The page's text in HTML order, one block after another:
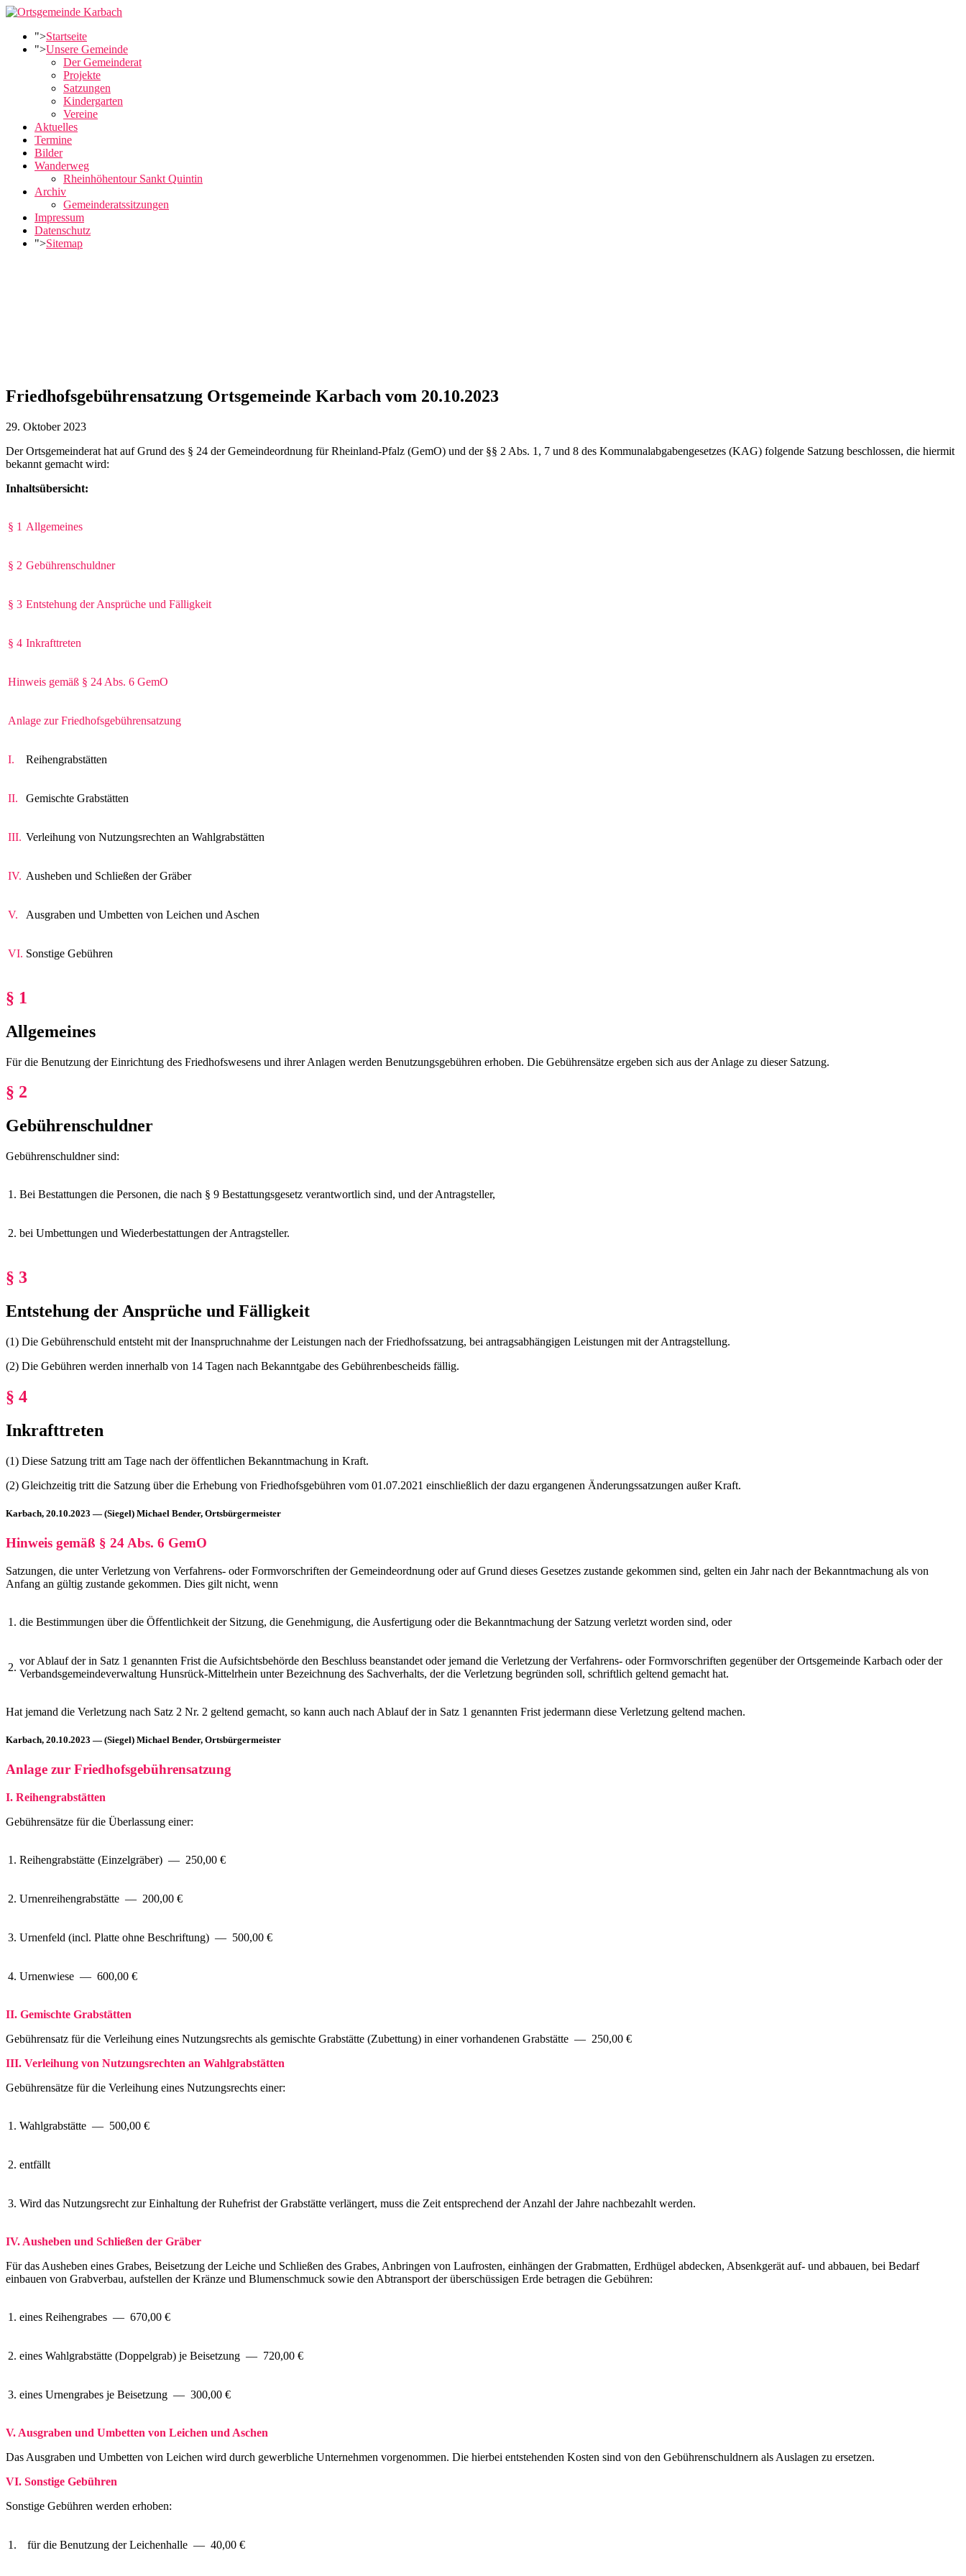
">Startseite
">Unsere Gemeinde
Der Gemeinderat
Projekte
Satzungen
Kindergarten
Vereine
Aktuelles
Termine
Bilder
Wanderweg
Rheinhöhentour Sankt Quintin
Archiv
Gemeinderatssitzungen
Impressum
Datenschutz
">Sitemap
Friedhofsgebührensatzung Ortsgemeinde Karbach vom 20.10.2023
29. Oktober 2023
Der Ortsgemeinderat hat auf Grund des § 24 der Gemeindeordnung für Rheinland-Pfalz (GemO) und der §§ 2 Abs. 1, 7 und 8 des Kommunalabgabengesetzes (KAG) folgende Satzung beschlossen, die hiermit
bekannt gemacht wird:
Inhaltsübersicht:
§ 1 Allgemeines
§ 2 Gebührenschuldner
§ 3 Entstehung der Ansprüche und Fälligkeit
§ 4 Inkrafttreten
Hinweis gemäß § 24 Abs. 6 GemO
Anlage zur Friedhofsgebührensatzung
I. Reihengrabstätten
II. Gemischte Grabstätten
III. Verleihung von Nutzungsrechten an Wahlgrabstätten
IV. Ausheben und Schließen der Gräber
V. Ausgraben und Umbetten von Leichen und Aschen
VI. Sonstige Gebühren
§ 1
Allgemeines
Für die Benutzung der Einrichtung des Friedhofswesens und ihrer Anlagen werden Benutzungsgebühren erhoben. Die Gebührensätze ergeben sich aus der Anlage zu dieser Satzung.
§ 2
Gebührenschuldner
Gebührenschuldner sind:
1. Bei Bestattungen die Personen, die nach § 9 Bestattungsgesetz verantwortlich sind, und der Antragsteller,
2. bei Umbettungen und Wiederbestattungen der Antragsteller.
§ 3
Entstehung der Ansprüche und Fälligkeit
(1) Die Gebührenschuld entsteht mit der Inanspruchnahme der Leistungen nach der Friedhofssatzung, bei antragsabhängigen Leistungen mit der Antragstellung.
(2) Die Gebühren werden innerhalb von 14 Tagen nach Bekanntgabe des Gebührenbescheids fällig.
§ 4
Inkrafttreten
(1) Diese Satzung tritt am Tage nach der öffentlichen Bekanntmachung in Kraft.
(2) Gleichzeitig tritt die Satzung über die Erhebung von Friedhofsgebühren vom 01.07.2021 einschließlich der dazu ergangenen Änderungssatzungen außer Kraft.
Karbach, 20.10.2023 — (Siegel) Michael Bender, Ortsbürgermeister
Hinweis gemäß § 24 Abs. 6 GemO
Satzungen, die unter Verletzung von Verfahrens- oder Formvorschriften der Gemeindeordnung oder auf Grund dieses Gesetzes zustande gekommen sind, gelten ein Jahr nach der Bekanntmachung als von
Anfang an gültig zustande gekommen. Dies gilt nicht, wenn
1. die Bestimmungen über die Öffentlichkeit der Sitzung, die Genehmigung, die Ausfertigung oder die Bekanntmachung der Satzung verletzt worden sind, oder
2.
vor Ablauf der in Satz 1 genannten Frist die Aufsichtsbehörde den Beschluss beanstandet oder jemand die Verletzung der Verfahrens- oder Formvorschriften gegenüber der Ortsgemeinde Karbach oder der
Verbandsgemeindeverwaltung Hunsrück-Mittelrhein unter Bezeichnung des Sachverhalts, der die Verletzung begründen soll, schriftlich geltend gemacht hat.
Hat jemand die Verletzung nach Satz 2 Nr. 2 geltend gemacht, so kann auch nach Ablauf der in Satz 1 genannten Frist jedermann diese Verletzung geltend machen.
Karbach, 20.10.2023 — (Siegel) Michael Bender, Ortsbürgermeister
Anlage zur Friedhofsgebührensatzung
I. Reihengrabstätten
Gebührensätze für die Überlassung einer:
1. Reihengrabstätte (Einzelgräber) — 250,00 €
2. Urnenreihengrabstätte — 200,00 €
3. Urnenfeld (incl. Platte ohne Beschriftung) — 500,00 €
4. Urnenwiese — 600,00 €
II. Gemischte Grabstätten
Gebührensatz für die Verleihung eines Nutzungsrechts als gemischte Grabstätte (Zubettung) in einer vorhandenen Grabstätte — 250,00 €
III. Verleihung von Nutzungsrechten an Wahlgrabstätten
Gebührensätze für die Verleihung eines Nutzungsrechts einer:
1. Wahlgrabstätte — 500,00 €
2. entfällt
3. Wird das Nutzungsrecht zur Einhaltung der Ruhefrist der Grabstätte verlängert, muss die Zeit entsprechend der Anzahl der Jahre nachbezahlt werden.
IV. Ausheben und Schließen der Gräber
Für das Ausheben eines Grabes, Beisetzung der Leiche und Schließen des Grabes, Anbringen von Laufrosten, einhängen der Grabmatten, Erdhügel abdecken, Absenkgerät auf- und abbauen, bei Bedarf
einbauen von Grabverbau, aufstellen der Kränze und Blumenschmuck sowie den Abtransport der überschüssigen Erde betragen die Gebühren:
1. eines Reihengrabes — 670,00 €
2. eines Wahlgrabstätte (Doppelgrab) je Beisetzung — 720,00 €
3. eines Urnengrabes je Beisetzung — 300,00 €
V. Ausgraben und Umbetten von Leichen und Aschen
Das Ausgraben und Umbetten von Leichen wird durch gewerbliche Unternehmen vorgenommen. Die hierbei entstehenden Kosten sind von den Gebührenschuldnern als Auslagen zu ersetzen.
VI. Sonstige Gebühren
Sonstige Gebühren werden erhoben:
1. für die Benutzung der Leichenhalle — 40,00 €